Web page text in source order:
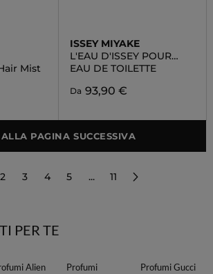
Mist
ISSEY MIYAKE
L'EAU D'ISSEY POUR
HOMME
EAU DE TOILETTE
Da 93,90 €
PAGINA SUCCESSIVA
2 3 4 5 ... 11
PER TE
Alien
Profumi
Profumi Gucci